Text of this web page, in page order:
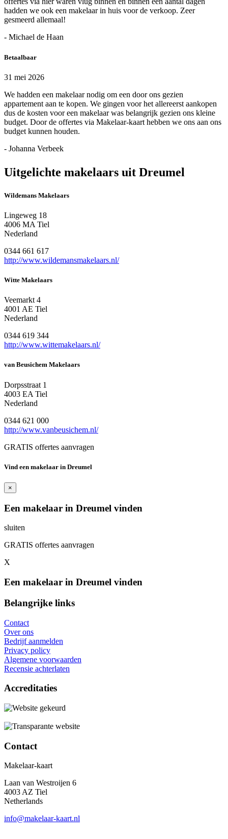
hadden we ook een makelaar in huis voor de verkoop. Zeer
gesmeerd allemaal!
- Michael de Haan
Betaalbaar
31 mei 2026
We hadden een makelaar nodig om een door ons gezien
appartement aan te kopen. We gingen voor het allereerst aankopen
dus de kosten voor een makelaar was belangrijk gezien ons kleine
budget. Door de offertes via Makelaar-kaart hebben we ons aan ons
budget kunnen houden.
- Johanna Verbeek
Uitgelichte makelaars uit Dreumel
Wildemans Makelaars
Lingeweg 18
4006 MA Tiel
Nederland
0344 661 617
http://www.wildemansmakelaars.nl/
Witte Makelaars
Veemarkt 4
4001 AE Tiel
Nederland
0344 619 344
http://www.wittemakelaars.nl/
van Beusichem Makelaars
Dorpsstraat 1
4003 EA Tiel
Nederland
0344 621 000
http://www.vanbeusichem.nl/
GRATIS offertes aanvragen
Vind een makelaar in Dreumel
×
Een makelaar in Dreumel vinden
sluiten
GRATIS offertes aanvragen
X
Een makelaar in Dreumel vinden
Belangrijke links
Contact
Over ons
Bedrijf aanmelden
Privacy policy
Algemene voorwaarden
Recensie achterlaten
Accreditaties
Contact
Makelaar-kaart
Laan van Westroijen 6
4003 AZ Tiel
Netherlands
info@makelaar-kaart.nl